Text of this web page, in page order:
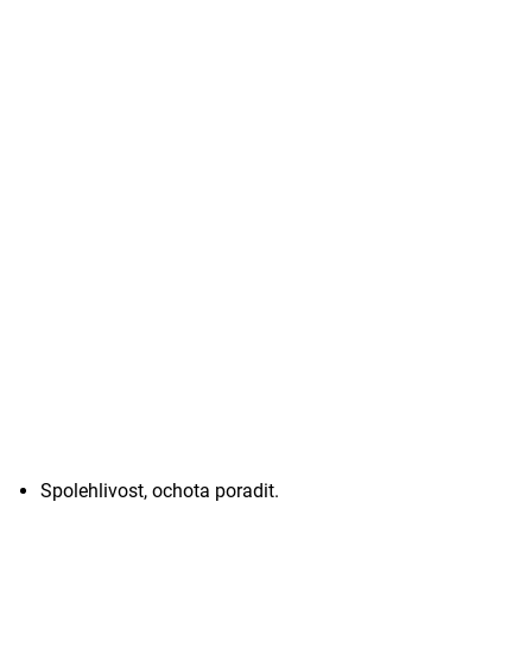
Spolehlivost, ochota poradit.